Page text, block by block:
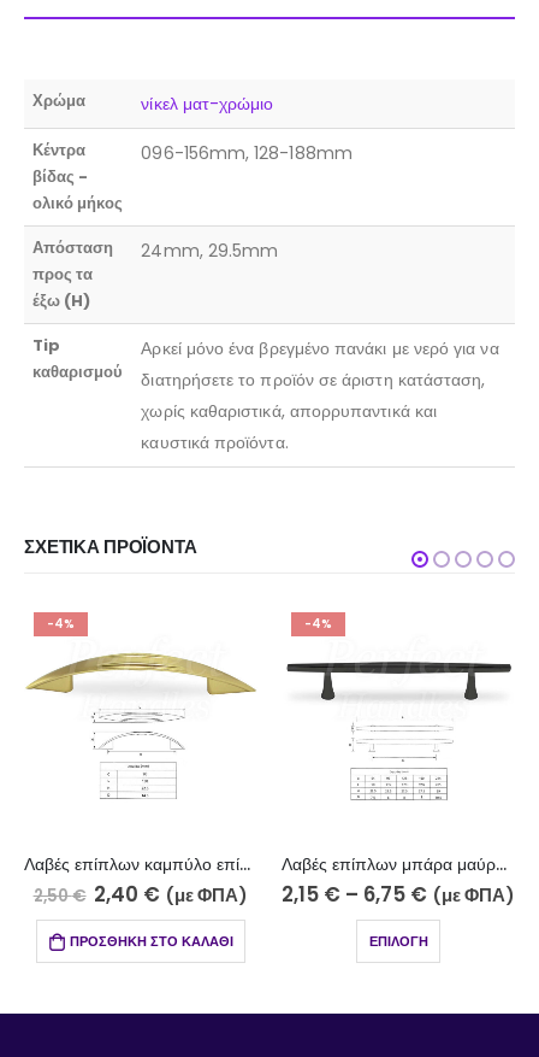
Χρώμα νίκελ ματ-χρώμιο
Κέντρα
βίδας -
ολικό μήκος
096-156mm, 128-188mm
Απόσταση
προς τα
έξω (H)
24mm, 29.5mm
Tip
καθαρισμού
Αρκεί μόνο ένα βρεγμένο πανάκι με νερό για να
διατηρήσετε το προϊόν σε άριστη κατάσταση,
χωρίς καθαριστικά, απορρυπαντικά και
καυστικά προϊόντα.
ΣΧΕΤΙΚΆ ΠΡΟΪΌΝΤΑ
-4%
Λαβές επίπλων καμπύλο επίχρυσο 706-009/96
2,50€ 2,40 € (με ΦΠΑ)
ΠΡΟΣΘΉΚΗ ΣΤΟ ΚΑΛΆΘΙ
-4%
Λαβές επίπλων μπάρα μαύρο 705-7
2,15 € – 6,75 € (με ΦΠΑ)
ΕΠΙΛΟΓΉ